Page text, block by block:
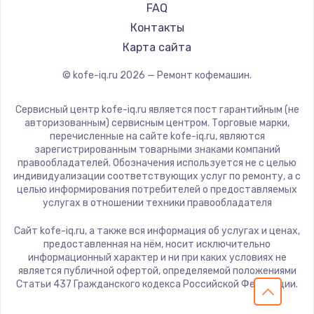
Yamaguchi
Nivona
Astoria
ROCKET MOZZAFIATO
Vivitek
Thomson
Hisense
DELTA
Tefal
RED solution
Bravilor Bonamat
Vard
FAQ
Контакты
Карта сайта
© kofe-iq.ru 2026 — Ремонт кофемашин.
Сервисный центр kofe-iq.ru является пост гарантийным (не
авторизованным) сервисным центром. Торговые марки,
перечисленные на сайте kofe-iq.ru, являются
зарегистрированным товарными знаками компаний
правообладателей. Обозначения используется не с целью
индивидуализации соответствующих услуг по ремонту, а с
целью информирования потребителей о предоставляемых
услугах в отношении техники правообладателя
Сайт kofe-iq.ru, а также вся информация об услугах и ценах,
предоставленная на нём, носит исключительно
информационный характер и ни при каких условиях не
является публичной офертой, определяемой положениями
Статьи 437 Гражданского кодекса Российской Федерации.